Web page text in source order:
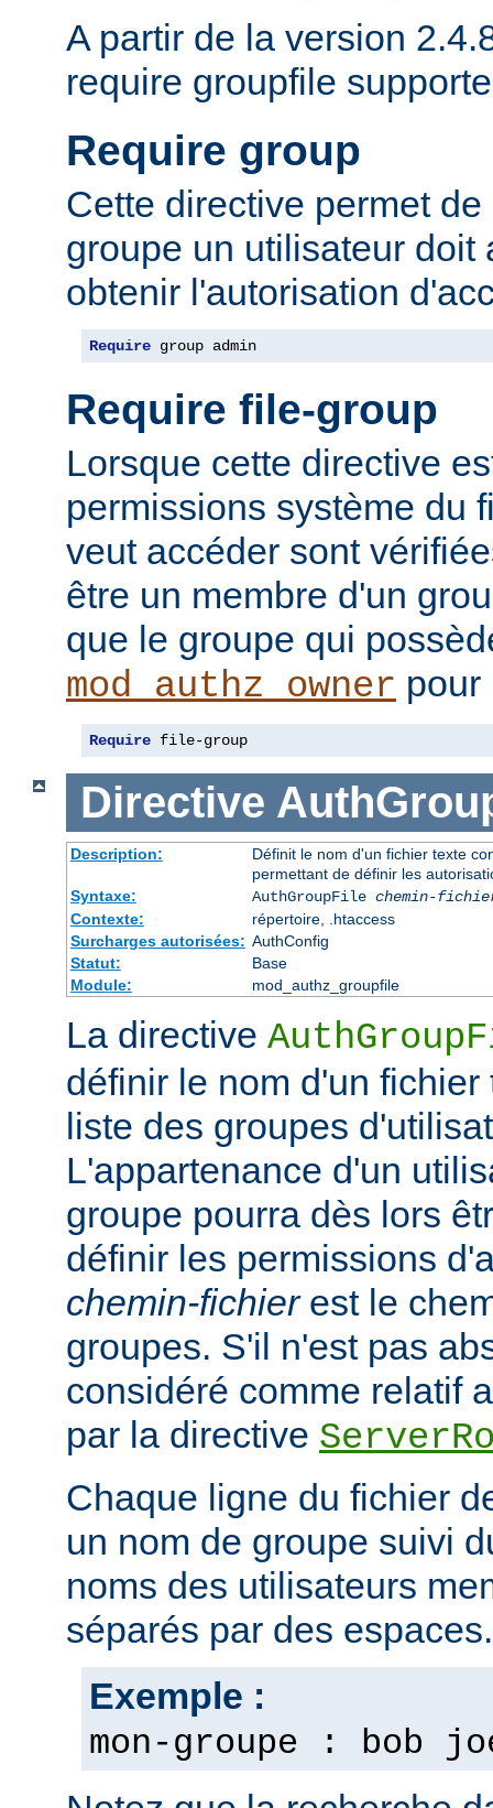
A partir de la version
require groupfile
Require group
Cette directive permet
groupe un utilisateur doit
obtenir l'autorisation
Require group admin
Require file-group
Lorsque cette directive
permissions système du
veut accéder sont
être un membre d'un
que le groupe qui
mod_authz_owner pour
Require file-group
Directive
Description:
Définit le nom d'un fichier texte
permettant de définir les
Syntaxe:
AuthGroupFile chemin-
Contexte:
répertoire, .htaccess
Surcharges autorisées: AuthConfig
Statut:
Base
Module:
mod_authz_groupfile
La directive
définir le nom d'un
liste des groupes
L'appartenance d'un
groupe pourra dès lors
définir les permissions
chemin-fichierest le
groupes. S'il n'est pas
considéré comme relatif
par la directive
Chaque ligne du fichier
un nom de groupe suivi
noms des utilisateurs
séparés par des espaces.
Exemple :
mon-groupe : bob